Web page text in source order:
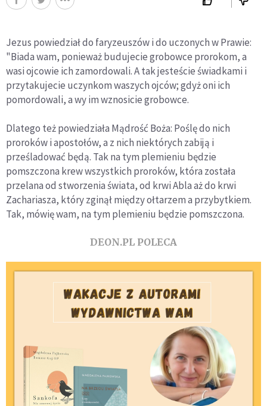
Jezus powiedział do faryzeuszów i do uczonych w Prawie:
"Biada wam, ponieważ budujecie grobowce prorokom, a
wasi ojcowie ich zamordowali. A tak jesteście świadkami i
przytakujecie uczynkom waszych ojców; gdyż oni ich
pomordowali, a wy im wznosicie grobowce.
Dlatego też powiedziała Mądrość Boża: Poślę do nich
proroków i apostołów, a z nich niektórych zabiją i
prześladować będą. Tak na tym plemieniu będzie
pomszczona krew wszystkich proroków, która została
przelana od stworzenia świata, od krwi Abla aż do krwi
Zachariasza, który zginął między ołtarzem a przybytkiem.
Tak, mówię wam, na tym plemieniu będzie pomszczona.
DEON.PL POLECA